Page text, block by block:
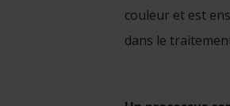
couleur et est
dans le